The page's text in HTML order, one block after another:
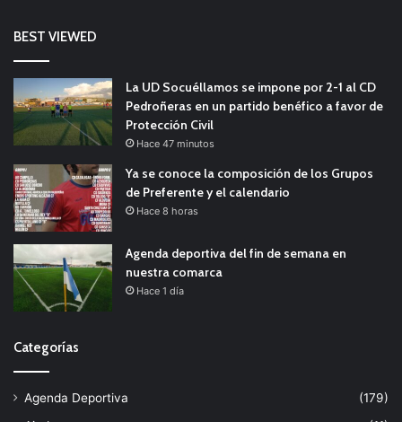
BEST VIEWED
La UD Socuéllamos se impone por 2-1 al CD
Pedroñeras en un partido benéfico a favor de
Protección Civil
Hace 47 minutos
Ya se conoce la composición de los Grupos
de Preferente y el calendario
Hace 8 horas
Agenda deportiva del fin de semana en
nuestra comarca
Hace 1 día
Categorías
Agenda Deportiva
(179)